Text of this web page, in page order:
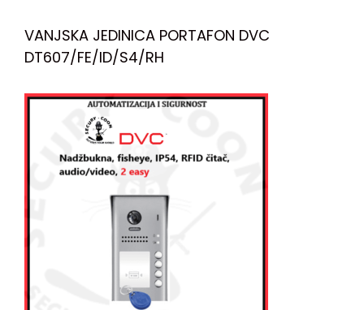
VANJSKA JEDINICA PORTAFON DVC
DT607/FE/ID/S4/RH